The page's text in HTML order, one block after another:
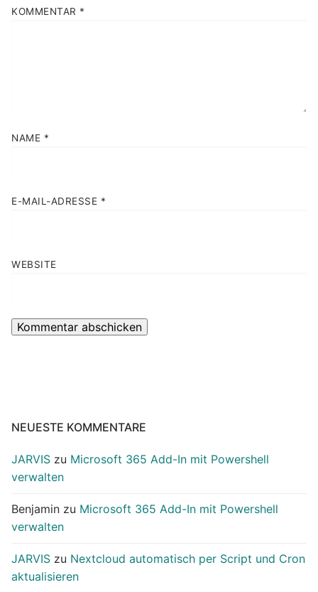
KOMMENTAR *
NAME *
E-MAIL-ADRESSE *
WEBSITE
NEUESTE KOMMENTARE
JARVIS zu Microsoft 365 Add-In mit Powershell
verwalten
Benjamin zu Microsoft 365 Add-In mit Powershell
verwalten
JARVIS zu Nextcloud automatisch per Script und Cron
aktualisieren